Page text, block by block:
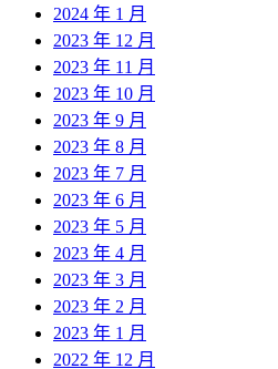
2024 年 1 月
2023 年 12 月
2023 年 11 月
2023 年 10 月
2023 年 9 月
2023 年 8 月
2023 年 7 月
2023 年 6 月
2023 年 5 月
2023 年 4 月
2023 年 3 月
2023 年 2 月
2023 年 1 月
2022 年 12 月